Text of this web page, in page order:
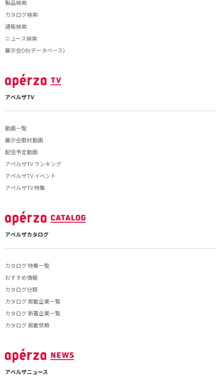
製品検索
カタログ検索
通販検索
ニュース検索
展示会DB(データベース)
アペルザTV
動画一覧
展示会取材動画
配信予定動画
アペルザTV ランキング
アペルザTV イベント
アペルザTV 特集
アペルザカタログ
カタログ 特集一覧
おすすめ情報
カタログ分類
カタログ 掲載企業一覧
カタログ 新着企業一覧
カタログ 掲載依頼
アペルザニュース